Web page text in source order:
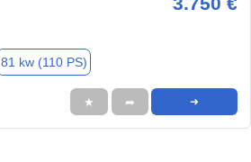
81 kw (110 PS)
★ ➦ ➜